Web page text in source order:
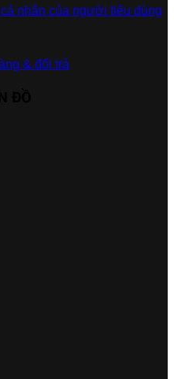
nhân của người tiêu dùng
& đổi trả